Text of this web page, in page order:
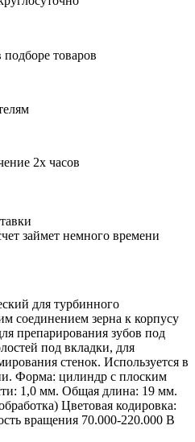
товаров
2х часов
займет немного времени
для турбинного
соединением зерна к корпусу
препарирования зубов под
под вкладки, для
стенок. Используется в
Форма: цилиндр с плоским
1,0 мм. Общая длина: 19 мм.
Цветовая кодировка:
вращения 70.000-220.000 В